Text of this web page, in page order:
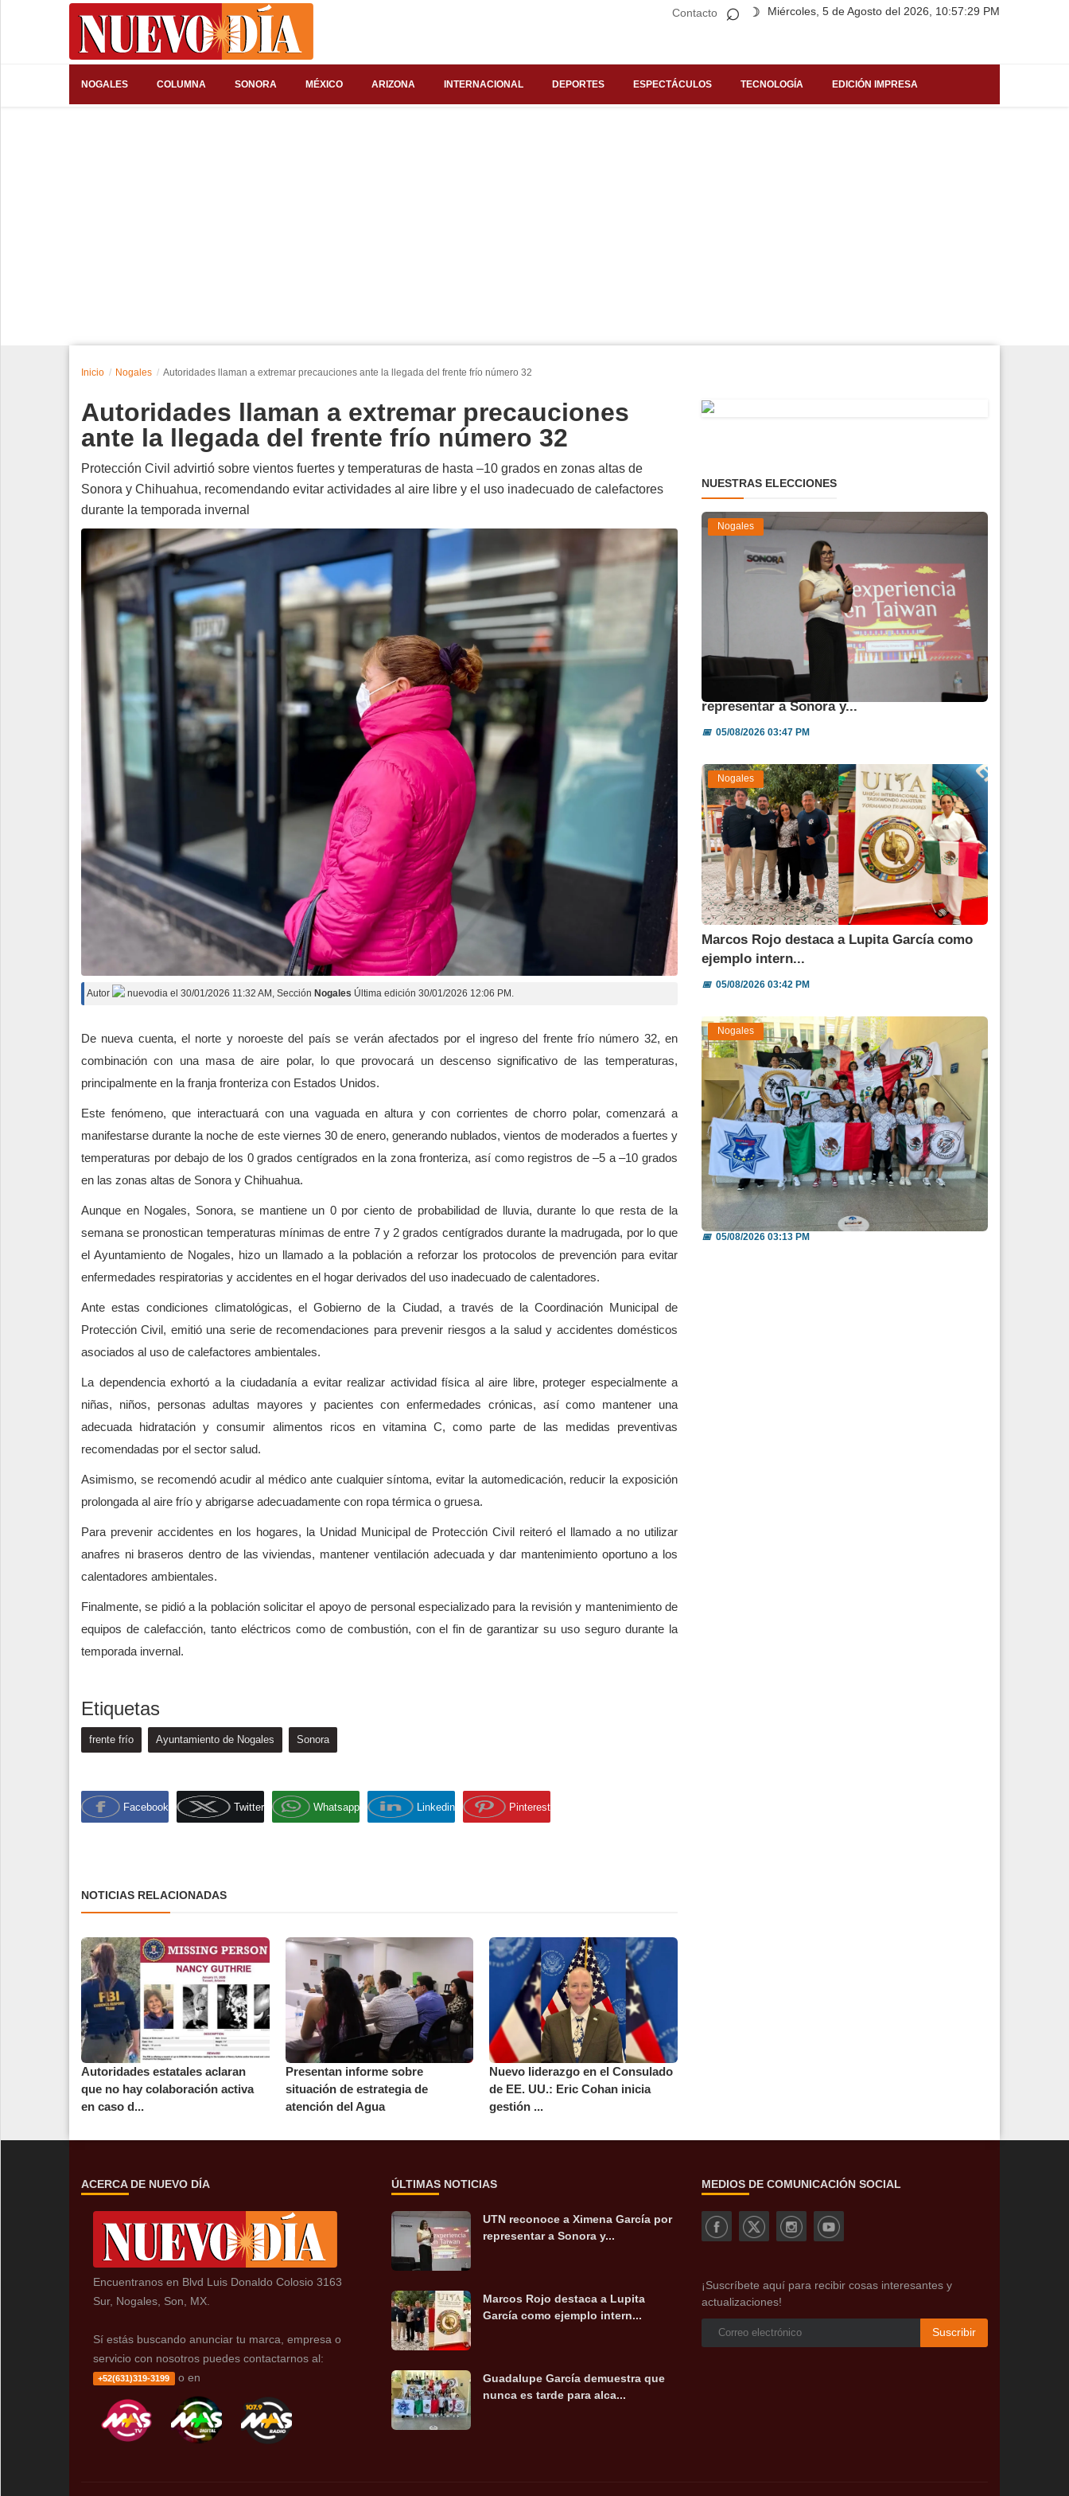
Contacto Miércoles, 5 de Agosto del 2026, 10:57:29 PM
⌕ ☽
NOGALES COLUMNA SONORA MÉXICO ARIZONA INTERNACIONAL DEPORTES ESPECTÁCULOS TECNOLOGÍA EDICIÓN IMPRESA
Edición Impresa
Inicio Nogales Autoridades llaman a extremar precauciones ante la llegada del frente frío número 32
Autoridades llaman a extremar precauciones
ante la llegada del frente frío número 32
Protección Civil advirtió sobre vientos fuertes y temperaturas de hasta –10 grados en zonas altas de
Sonora y Chihuahua, recomendando evitar actividades al aire libre y el uso inadecuado de calefactores
durante la temporada invernal
Autor nuevodia el 30/01/2026 11:32 AM , Sección Nogales Última edición 30/01/2026 12:06 PM.
De nueva cuenta, el norte y noroeste del país se verán afectados por el ingreso del frente frío número 32, en
combinación con una masa de aire polar, lo que provocará un descenso significativo de las temperaturas,
principalmente en la franja fronteriza con Estados Unidos.
Este fenómeno, que interactuará con una vaguada en altura y con corrientes de chorro polar, comenzará a
manifestarse durante la noche de este viernes 30 de enero, generando nublados, vientos de moderados a fuertes y
temperaturas por debajo de los 0 grados centígrados en la zona fronteriza, así como registros de –5 a –10 grados
en las zonas altas de Sonora y Chihuahua.
Aunque en Nogales, Sonora, se mantiene un 0 por ciento de probabilidad de lluvia, durante lo que resta de la
semana se pronostican temperaturas mínimas de entre 7 y 2 grados centígrados durante la madrugada, por lo que
el Ayuntamiento de Nogales, hizo un llamado a la población a reforzar los protocolos de prevención para evitar
enfermedades respiratorias y accidentes en el hogar derivados del uso inadecuado de calentadores.
Ante estas condiciones climatológicas, el Gobierno de la Ciudad, a través de la Coordinación Municipal de
Protección Civil, emitió una serie de recomendaciones para prevenir riesgos a la salud y accidentes domésticos
asociados al uso de calefactores ambientales.
La dependencia exhortó a la ciudadanía a evitar realizar actividad física al aire libre, proteger especialmente a
niñas, niños, personas adultas mayores y pacientes con enfermedades crónicas, así como mantener una
adecuada hidratación y consumir alimentos ricos en vitamina C, como parte de las medidas preventivas
recomendadas por el sector salud.
Asimismo, se recomendó acudir al médico ante cualquier síntoma, evitar la automedicación, reducir la exposición
prolongada al aire frío y abrigarse adecuadamente con ropa térmica o gruesa.
Para prevenir accidentes en los hogares, la Unidad Municipal de Protección Civil reiteró el llamado a no utilizar
anafres ni braseros dentro de las viviendas, mantener ventilación adecuada y dar mantenimiento oportuno a los
calentadores ambientales.
Finalmente, se pidió a la población solicitar el apoyo de personal especializado para la revisión y mantenimiento de
equipos de calefacción, tanto eléctricos como de combustión, con el fin de garantizar su uso seguro durante la
temporada invernal.
Etiquetas
frente frío Ayuntamiento de Nogales Sonora
Facebook Twitter Whatsapp Linkedin Pinterest
NOTICIAS RELACIONADAS
Autoridades estatales aclaran
que no hay colaboración activa
en caso d...
Presentan informe sobre
situación de estrategia de
atención del Agua
Nuevo liderazgo en el Consulado
de EE. UU.: Eric Cohan inicia
gestión ...
NUESTRAS ELECCIONES
Nogales
UTN reconoce a Ximena García por
representar a Sonora y...
📅05/08/2026 03:47 PM
Nogales
Marcos Rojo destaca a Lupita García como
ejemplo intern...
📅05/08/2026 03:42 PM
Nogales
Guadalupe García demuestra que nunca es
tarde para alca...
📅05/08/2026 03:13 PM
ACERCA DE NUEVO DÍA
Encuentranos en Blvd Luis Donaldo Colosio 3163
Sur, Nogales, Son, MX.
Sí estás buscando anunciar tu marca, empresa o
servicio con nosotros puedes contactarnos al:
+52(631)319-3199 o en
ÚLTIMAS NOTICIAS
UTN reconoce a Ximena García por
representar a Sonora y...
Marcos Rojo destaca a Lupita
García como ejemplo intern...
Guadalupe García demuestra que
nunca es tarde para alca...
MEDIOS DE COMUNICACIÓN SOCIAL
¡Suscríbete aquí para recibir cosas interesantes y
actualizaciones!
Suscribir